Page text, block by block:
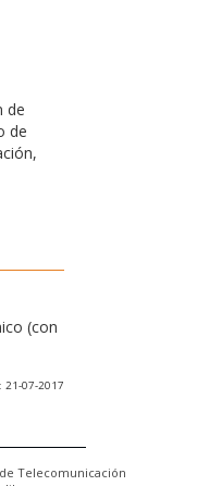
de
de
(con
21-07-2017
Telecomunicación